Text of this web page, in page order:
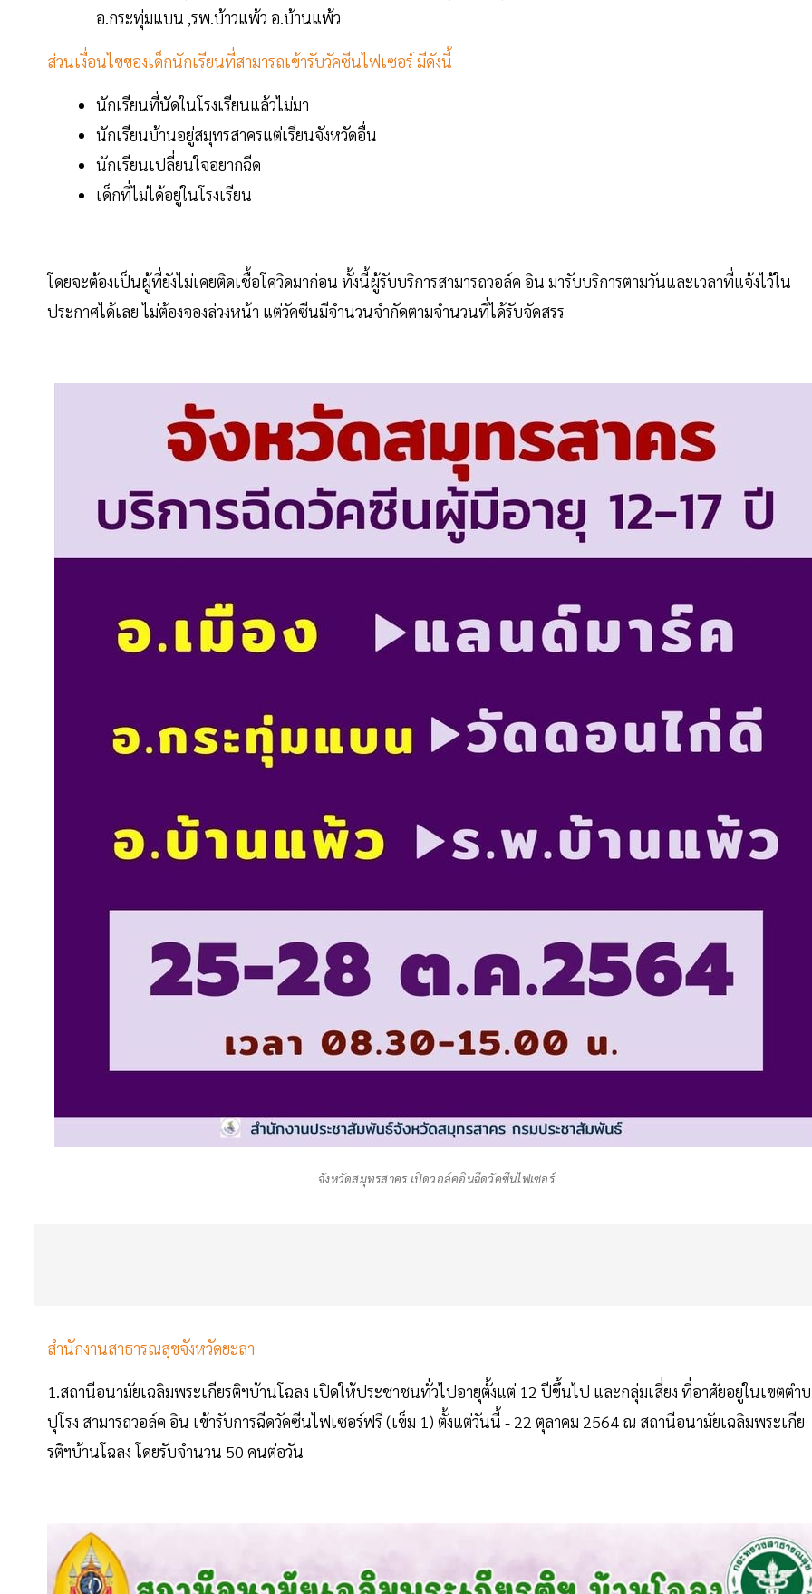
อ.กระทุ่มแบน ,รพ.บ้าวแพ้ว อ.บ้านแพ้ว
ส่วนเงื่อนไขของเด็กนักเรียนที่สามารถเข้ารับวัคซีนไฟเซอร์ มีดังนี้
นักเรียนที่นัดในโรงเรียน​แล้วไม่มา
นักเรียนบ้านอยู่สมุทรสาครแต่เรียนจังหวัดอื่น
นักเรียนเปลี่ยนใจอยากฉีด
เด็กที่ไม่ได้อยู่ใน​โรงเรียน
โดยจะต้องเป็นผู้ที่ยังไม่เคยติดเชื้อโควิดมาก่อน ทั้งนี้ผู้รับบริการสามารถวอล์ค อิน มารับบริการตามวันและเวลาที่แจ้งไว้ใน
ประกาศได้เลย ไม่ต้องจองล่วงหน้า แต่วัคซีนมีจำนวนจำกัดตามจำนวนที่ได้รับจัดสรร
จังหวัดสมุทรสาคร เปิดวอล์คอินฉีดวัคซีนไฟเซอร์
สำนักงานสาธารณสุขจังหวัดยะลา
1.สถานีอนามัยเฉลิมพระเกียรติฯบ้านโฉลง เปิดให้ประชาชนทั่วไปอายุตั้งแต่ 12 ปีขึ้นไป และกลุ่มเสี่ยง ที่อาศัยอยู่ในเขตตำ
ปุโรง สามารถวอล์ค อิน เข้ารับการฉีดวัคซีนไฟเซอร์ฟรี (เข็ม 1) ตั้งแต่วันนี้ - 22 ตุลาคม 2564 ณ สถานีอนามัยเฉลิมพระเกีย
รติฯบ้านโฉลง โดยรับจำนวน 50 คนต่อวัน